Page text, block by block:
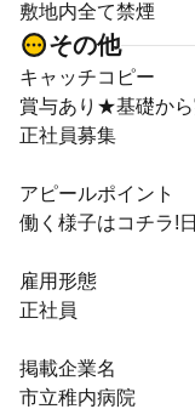
敷地内全て禁煙
その他
キャッチコピー
賞与あり★基礎か
正社員募集
アピールポイント
働く様子はコチラ!
雇用形態
正社員
掲載企業名
市立稚内病院